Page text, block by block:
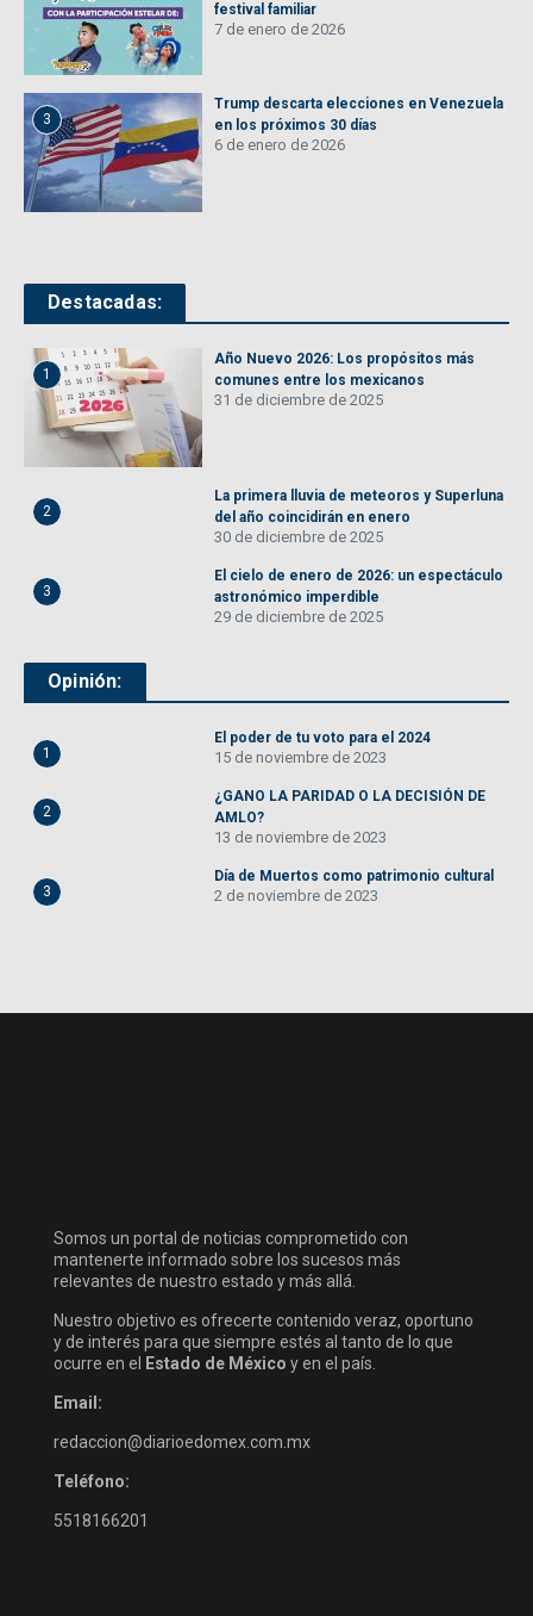
festival familiar
7 de enero de 2026
3
Trump descarta elecciones en Venezuela
en los próximos 30 días
6 de enero de 2026
Destacadas:
1
Año Nuevo 2026: Los propósitos más
comunes entre los mexicanos
31 de diciembre de 2025
2
La primera lluvia de meteoros y Superluna
del año coincidirán en enero
30 de diciembre de 2025
3
El cielo de enero de 2026: un espectáculo
astronómico imperdible
29 de diciembre de 2025
Opinión:
1
El poder de tu voto para el 2024
15 de noviembre de 2023
2
¿GANO LA PARIDAD O LA DECISIÓN DE
AMLO?
13 de noviembre de 2023
3
Día de Muertos como patrimonio cultural
2 de noviembre de 2023
Somos un portal de noticias comprometido con
mantenerte informado sobre los sucesos más
relevantes de nuestro estado y más allá.
Nuestro objetivo es ofrecerte contenido veraz, oportuno
y de interés para que siempre estés al tanto de lo que
ocurre en el
Estado de México y en el país.
Email:
redaccion@diarioedomex.com.mx
Teléfono:
5518166201